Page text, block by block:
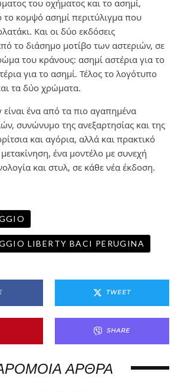
του οχήματος και το ασημί,
κομψό ασημί περιτύλιγμα που
Και οι δύο εκδόσεις
το διάσημο μοτίβο των αστεριών, σε
του κράνους: ασημί αστέρια για το
για το ασημί. Τέλος το λογότυπο
τα δύο χρώματα.
ένα από τα πιο αγαπημένα
συνώνυμο της ανεξαρτησίας και της
και αγόρια, αλλά και πρακτικό
ένα μοντέλο με συνεχή
και στυλ, σε κάθε νέα έκδοση.
LIBERTY BACI PERUGINA
TWEET
SHARE
ΆΡΘΡΑ